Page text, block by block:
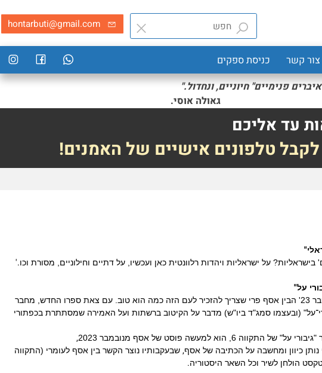
hontarbuti@gmail.com
קשר
כניסת ספקים
פנימיים" חיוניים, ונחדול."
עד אליכם
טלפונים אישיים של האמנים!
"
על"
ב־8 באוקטובר 23' הבין אסף פרי שצריך להזכיר לעם הזה כמה הוא טוב. עם צאת ספרו החדש, מחבר
(ובעצמו סמג"ד ביו"ש) מדבר על הקיטוב ברשתות ועל האמירה שמסתתרת בכפתורי
6, הוא למעשה פוסט של אסף מנובמבר 2023
,
כיוון ומחשבה על הכתיבה של אסף,